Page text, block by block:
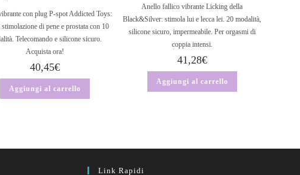
con plug P-spot Addicted Toys:
di pene e prostata con 10
Telecomando e silicone sicuro.
Acquista ora!
40,45€
Aggiungi al carrello
Anello fallico vibrante Licking della
Black&Silver: stimola lui e lecca lei. 20 modalità,
silicone sicuro, impermeabile. Per orgasmi di
coppia intensi.
41,28€
Aggiungi al carrello
Link Rapidi